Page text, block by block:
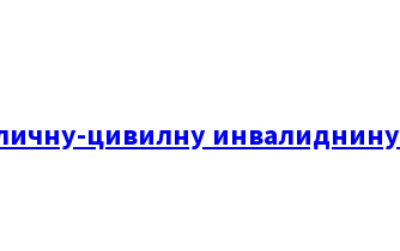
цивилну инвалиднину